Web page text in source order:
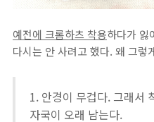
예전에 크롬하츠 착용하다가 잃
다시는 안 사려고 했다. 왜 그렇
1. 안경이 무겁다. 그래서
자국이 오래 남는다.